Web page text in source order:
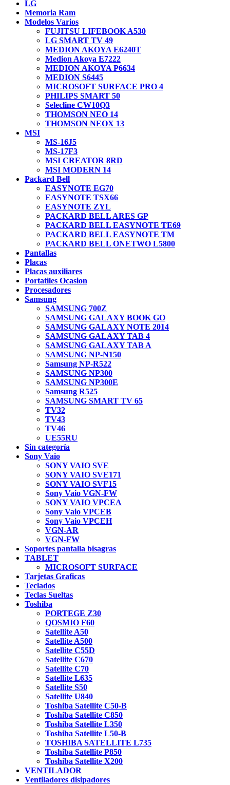
LG
Memoria Ram
Modelos Varios
FUJITSU LIFEBOOK A530
LG SMART TV 49
MEDION AKOYA E6240T
Medion Akoya E7222
MEDION AKOYA P6634
MEDION S6445
MICROSOFT SURFACE PRO 4
PHILIPS SMART 50
Selecline CW10Q3
THOMSON NEO 14
THOMSON NEOX 13
MSI
MS-16J5
MS-17F3
MSI CREATOR 8RD
MSI MODERN 14
Packard Bell
EASYNOTE EG70
EASYNOTE TSX66
EASYNOTE ZYL
PACKARD BELL ARES GP
PACKARD BELL EASYNOTE TE69
PACKARD BELL EASYNOTE TM
PACKARD BELL ONETWO L5800
Pantallas
Placas
Placas auxiliares
Portatiles Ocasion
Procesadores
Samsung
SAMSUNG 700Z
SAMSUNG GALAXY BOOK GO
SAMSUNG GALAXY NOTE 2014
SAMSUNG GALAXY TAB 4
SAMSUNG GALAXY TAB A
SAMSUNG NP-N150
Samsung NP-R522
SAMSUNG NP300
SAMSUNG NP300E
Samsung R525
SAMSUNG SMART TV 65
TV32
TV43
TV46
UE55RU
Sin categoría
Sony Vaio
SONY VAIO SVE
SONY VAIO SVE171
SONY VAIO SVF15
Sony Vaio VGN-FW
SONY VAIO VPCEA
Sony Vaio VPCEB
Sony Vaio VPCEH
VGN-AR
VGN-FW
Soportes pantalla bisagras
TABLET
MICROSOFT SURFACE
Tarjetas Graficas
Teclados
Teclas Sueltas
Toshiba
PORTEGE Z30
QOSMIO F60
Satellite A50
Satellite A500
Satellite C55D
Satellite C670
Satellite C70
Satellite L635
Satellite S50
Satellite U840
Toshiba Satellite C50-B
Toshiba Satellite C850
Toshiba Satellite L350
Toshiba Satellite L50-B
TOSHIBA SATELLITE L735
Toshiba Satellite P850
Toshiba Satellite X200
VENTILADOR
Ventiladores disipadores